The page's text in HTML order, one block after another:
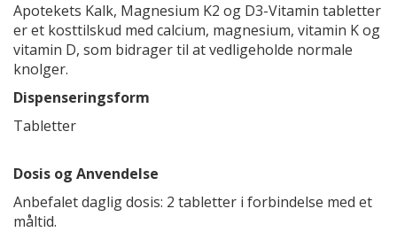
Apotekets Kalk, Magnesium K2 og D3-Vitamin tabletter
er et kosttilskud med calcium, magnesium, vitamin K og
vitamin D, som bidrager til at vedligeholde normale
knolger.
Dispenseringsform
Tabletter
Dosis og Anvendelse
Anbefalet daglig dosis: 2 tabletter i forbindelse med et
måltid.